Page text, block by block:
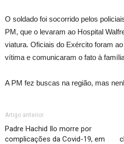
O soldado foi socorrido pelos
PM, que o levaram ao Hospital
viatura. Oficiais do Exército foram
vítima e comunicaram o fato à
A PM fez buscas na região, mas
Artigo anterior
Padre Hachid Ilo morre por
complicações da Covid-19, em